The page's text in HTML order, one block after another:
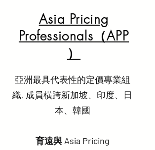
Asia Pricing
Professionals（APP
）
亞洲最具代表性的定價專業組
織, 成員橫跨新加坡、印度、日
本、韓國
育遠與 Asia Pricing